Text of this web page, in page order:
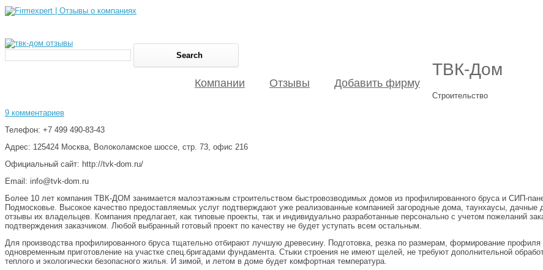
Компании Отзывы Добавить фирму
ТВК-Дом
Строительство
9 комментариев
Телефон: +7 499 490-83-43
Адрес: 125424 Москва, Волоколамское шоссе, стр. 73, офис 216
Официальный сайт: http://tvk-dom.ru/
Email: info@tvk-dom.ru
Более 10 лет компания ТВК-ДОМ занимается малоэтажным строительством быстровозводимых домов из профилированного бруса и СИП-
Подмосковье. Высокое качество предоставляемых услуг подтверждают уже реализованные компанией загородные дома, таунхаусы, дачные
отзывы их владельцев. Компания предлагает, как типовые проекты, так и индивидуально разработанные персонально с учетом пожеланий
подтверждения заказчиком. Любой выбранный готовый проект по качеству не будет уступать всем остальным.
Для производства профилированного бруса тщательно отбирают лучшую древесину. Подготовка, резка по размерам, формирование
одновременным приготовление на участке спец.бригадами фундамента. Стыки строения не имеют щелей, не требуют дополнительной
теплого и экологически безопасного жилья. И зимой, и летом в доме будет комфортная температура.